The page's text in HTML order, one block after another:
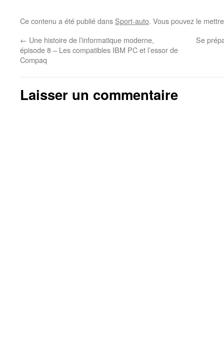
Ce contenu a été publié dans Sport-auto. Vous pouvez le
← Une histoire de l’informatique moderne,
épisode 8 – Les compatibles IBM PC et l’essor de
Compaq
Se
Laisser un commentaire